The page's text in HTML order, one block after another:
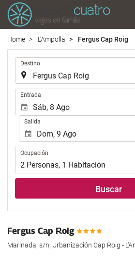
Home L'Ampolla Fergus Cap Roig
Destino
Entrada
Salida
Ocupación
Ocupación
2 Personas, 1 Habitación
Buscar
Fergus Cap Roig
Marinada, s/n, Urbanización Cap Roig -